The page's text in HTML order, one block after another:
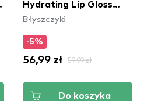
Hydrating Lip Gloss
Stain - 14 Mauve N'
Błyszczyki
-5%
56,99 zł 59,99 zł
Do koszyka